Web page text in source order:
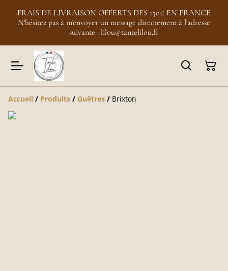
FRAIS DE LIVRAISON OFFERTS DES 150€ EN FRANCE
N'hésitez pas à m'envoyer un message directement à l'adresse
suivante : lilou@tantelilou.fr
Accueil / Produits / Guêtres / Brixton